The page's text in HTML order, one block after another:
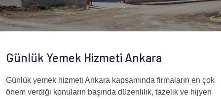
Günlük Yemek Hizmeti Ankara
Günlük yemek hizmeti Ankara kapsamında firmaların en çok
önem verdiği konuların başında düzenlilik, tazelik ve hijyen